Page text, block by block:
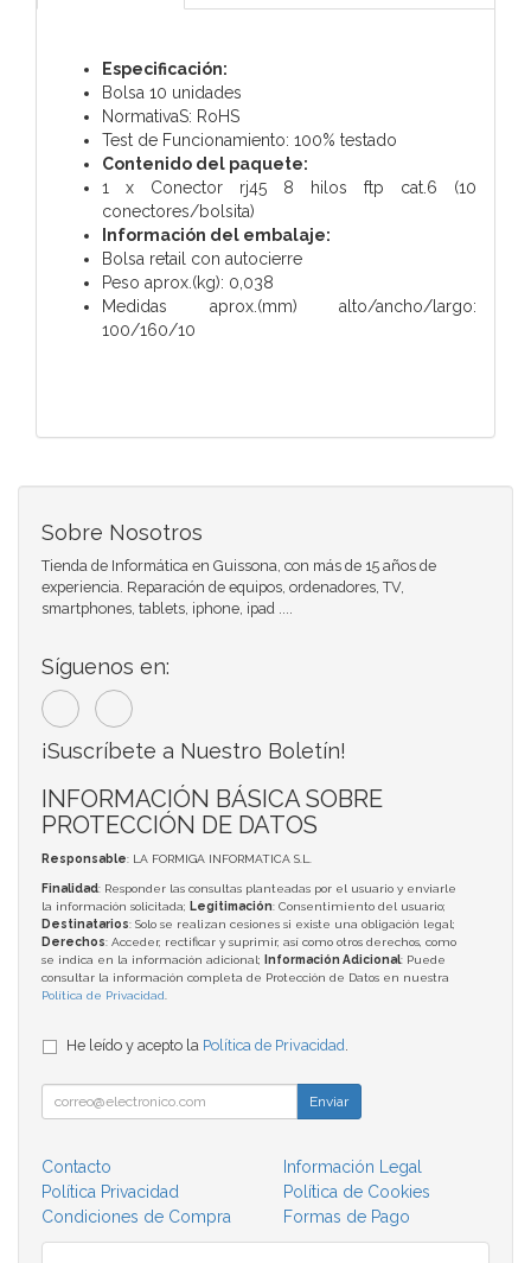
Especificación:
Bolsa 10 unidades
NormativaS: RoHS
Test de Funcionamiento: 100% testado
Contenido del paquete:
1 x Conector rj45 8 hilos ftp cat.6 (10
conectores/bolsita)
Información del embalaje:
Bolsa retail con autocierre
Peso aprox.(kg): 0,038
Medidas aprox.(mm) alto/ancho/largo:
100/160/10
Sobre Nosotros
Tienda de Informática en Guissona, con más de 15 años de
experiencia. Reparación de equipos, ordenadores, TV,
smartphones, tablets, iphone, ipad ....
Síguenos en:
¡Suscríbete a Nuestro Boletín!
INFORMACIÓN BÁSICA SOBRE
PROTECCIÓN DE DATOS
Responsable: LA FORMIGA INFORMATICA S.L.
Finalidad: Responder las consultas planteadas por el usuario y enviarle
la información solicitada; Legitimación: Consentimiento del usuario;
Destinatarios: Solo se realizan cesiones si existe una obligación legal;
Derechos: Acceder, rectificar y suprimir, así como otros derechos, como
se indica en la información adicional;
Información Adicional: Puede
consultar la información completa de Protección de Datos en nuestra
Política de Privacidad
He leído y acepto la Política de Privacidad
Enviar
Contacto
Información Legal
Política Privacidad
Política de Cookies
Condiciones de Compra
Formas de Pago